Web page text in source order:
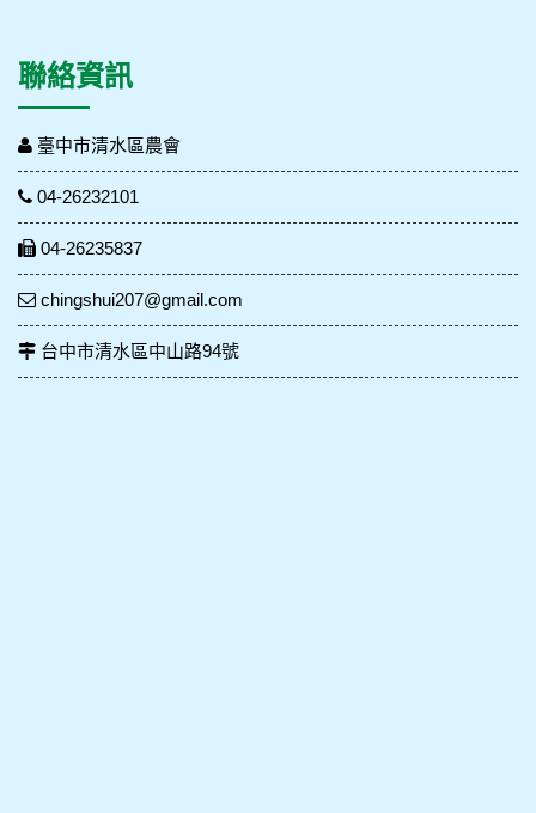
聯絡資訊
臺中市清水區農會
04-26232101
04-26235837
chingshui207@gmail.com
台中市清水區中山路94號